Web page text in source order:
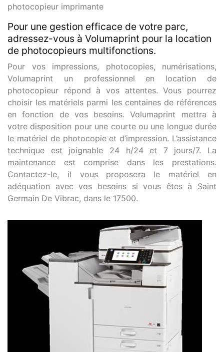
photocopieur imprimante
Pour une gestion efficace de votre parc,
adressez-vous à Volumaprint pour la location
de photocopieurs multifonctions.
Pour vos impressions, photocopies, numérisations,
Volumaprint un professionnel en location de
photocopieur répond à vos attentes. Vous pourrez
choisir les matériels parmi les centaines de références
en fonction de vos besoins. Volumaprint mettra à
votre disposition pour une courte ou une longue durée
le matériel de photocopie et d’impression. L’assistance
technique est joignable 24 h/24 et 7 jours/7. La
maintenance est comprise dans les prestations.
Contactez-le, il vous proposera le matériel en
adéquation avec vos besoins si vous êtes à Saint
Germain De Vibrac, dans le 17500.